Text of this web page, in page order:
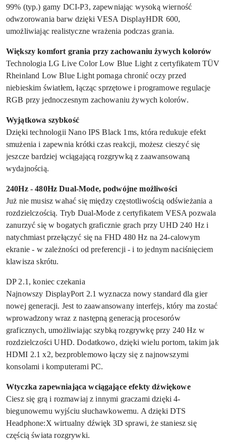
99% (typ.) gamy DCI-P3, zapewniając wysoką wierność
odwzorowania barw dzięki VESA DisplayHDR 600,
umożliwiając realistyczne wrażenia podczas grania.
Większy komfort grania przy zachowaniu żywych kolorów
Technologia LG Live Color Low Blue Light z certyfikatem TÜV
Rheinland Low Blue Light pomaga chronić oczy przed
niebieskim światłem, łącząc sprzętowe i programowe regulacje
RGB przy jednoczesnym zachowaniu żywych kolorów.
Wyjątkowa szybkość
Dzięki technologii Nano IPS Black 1ms, która redukuje efekt
smużenia i zapewnia krótki czas reakcji, możesz cieszyć się
jeszcze bardziej wciągającą rozgrywką z zaawansowaną
wydajnością.
240Hz - 480Hz Dual-Mode, podwójne możliwości
Już nie musisz wahać się między częstotliwością odświeżania a
rozdzielczością. Tryb Dual-Mode z certyfikatem VESA pozwala
zanurzyć się w bogatych graficznie grach przy UHD 240 Hz i
natychmiast przełączyć się na FHD 480 Hz na 24-calowym
ekranie - w zależności od preferencji - i to jednym naciśnięciem
klawisza skrótu.
DP 2.1, koniec czekania
Najnowszy DisplayPort 2.1 wyznacza nowy standard dla gier
nowej generacji. Jest to zaawansowany interfejs, który ma zostać
wprowadzony wraz z następną generacją procesorów
graficznych, umożliwiając szybką rozgrywkę przy 240 Hz w
rozdzielczości UHD. Dodatkowo, dzięki wielu portom, takim jak
HDMI 2.1 x2, bezproblemowo łączy się z najnowszymi
konsolami i komputerami PC.
Wtyczka zapewniająca wciągające efekty dźwiękowe
Ciesz się grą i rozmawiaj z innymi graczami dzięki 4-
biegunowemu wyjściu słuchawkowemu. A dzięki DTS
Headphone:X wirtualny dźwięk 3D sprawi, że staniesz się
częścią świata rozgrywki.